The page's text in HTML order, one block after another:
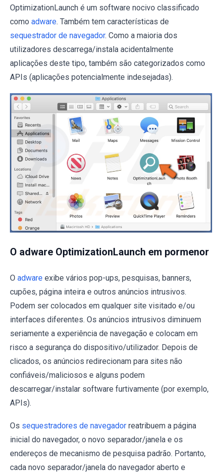
OptimizationLaunch é um software nocivo classificado
como adware. Também tem características de
sequestrador de navegador. Como a maioria dos
utilizadores descarrega/instala acidentalmente
aplicações deste tipo, também são categorizados como
APIs (aplicações potencialmente indesejadas).
O adware OptimizationLaunch em pormenor
O adware exibe vários pop-ups, pesquisas, banners,
cupões, página inteira e outros anúncios intrusivos.
Podem ser colocados em qualquer site visitado e/ou
interfaces diferentes. Os anúncios intrusivos diminuem
seriamente a experiência de navegação e colocam em
risco a segurança do dispositivo/utilizador. Depois de
clicados, os anúncios redirecionam para sites não
confiáveis/maliciosos e alguns podem
descarregar/instalar software furtivamente (por exemplo,
APIs).
Os sequestradores de navegador reatribuem a página
inicial do navegador, o novo separador/janela e os
endereços de mecanismo de pesquisa padrão. Portanto,
cada novo separador/janela do navegador aberto e